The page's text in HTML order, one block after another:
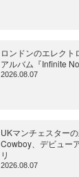
ロンドンのエレクト
アルバム『Infinite
2026.08.07
UKマンチェスター
Cowboy、デビュー
リ
2026.08.07